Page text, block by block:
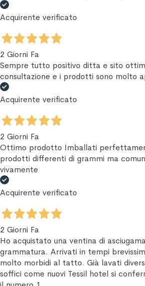
Acquirente verificato
2 Giorni Fa
Sempre tutto positivo ditta e sito
consultazione e i prodotti sono molto
Acquirente verificato
2 Giorni Fa
Ottimo prodotto Imballati
prodotti differenti di grammi ma
vivamente
Acquirente verificato
2 Giorni Fa
Ho acquistato una ventina di
grammatura. Arrivati in tempi
molto morbidi al tatto. Già lavati
soffici come nuovi Tessil hotel si